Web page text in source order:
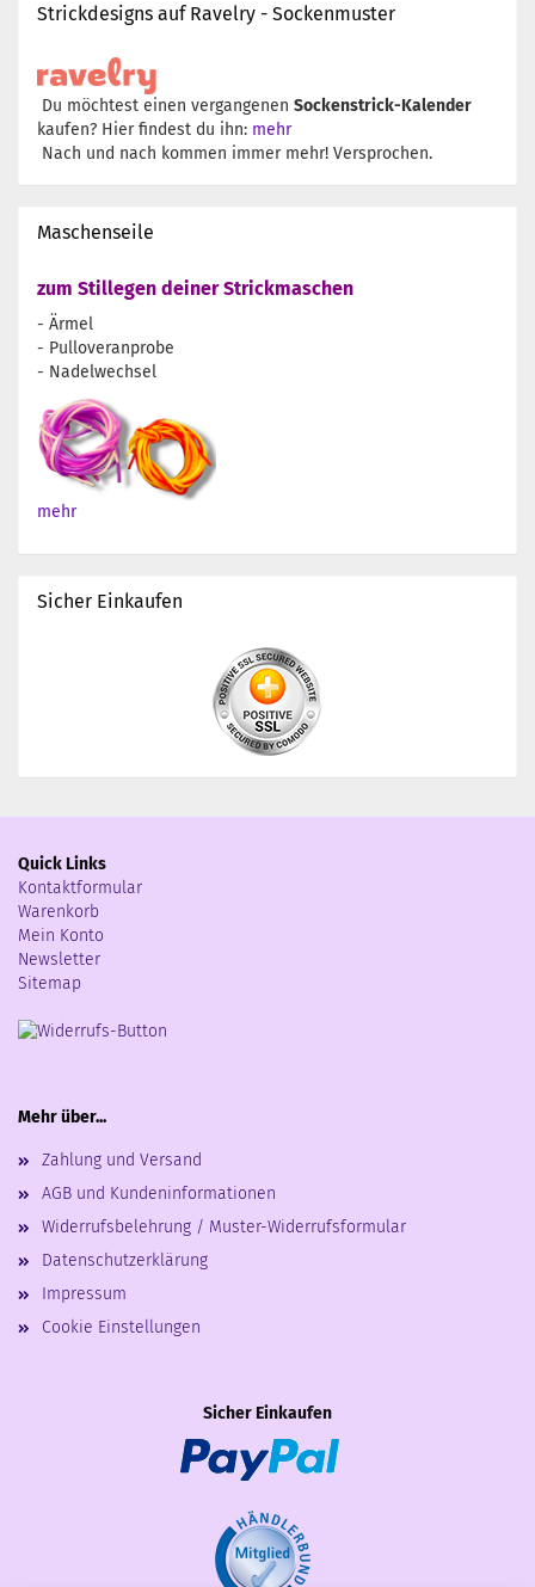
Strickdesigns auf Ravelry - Sockenmuster
Du möchtest einen vergangenen Sockenstrick-Kalender
kaufen? Hier findest du ihn: mehr
Nach und nach kommen immer mehr! Versprochen.
Maschenseile
zum Stillegen deiner Strickmaschen
- Ärmel
- Pulloveranprobe
- Nadelwechsel
mehr
Sicher Einkaufen
Quick Links
Kontaktformular
Warenkorb
Mein Konto
Newsletter
Sitemap
Mehr über...
Zahlung und Versand
AGB und Kundeninformationen
Widerrufsbelehrung / Muster-Widerrufsformular
Datenschutzerklärung
Impressum
Cookie Einstellungen
Sicher Einkaufen